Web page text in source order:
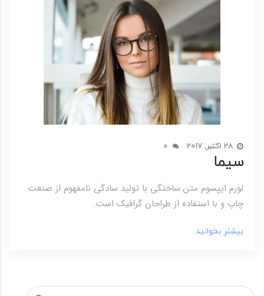
28 اکتبر, 2017 0
سیما
لورم ایپسوم متن ساختگی با تولید سادگی نامفهوم از صنعت
چاپ و با استفاده از طراحان گرافیک است.
بیشتر بخوانید